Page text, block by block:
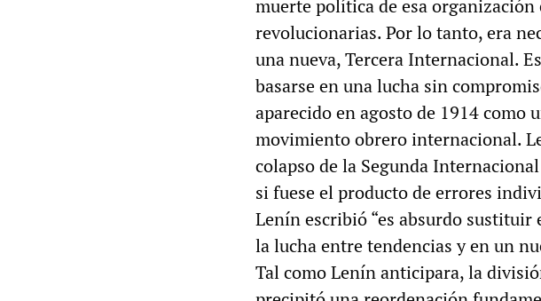
muerte política de esa
revolucionarias. Por lo tanto, era
una nueva, Tercera Internacional.
basarse en una lucha sin
aparecido en agosto de 1914
movimiento obrero internacional.
colapso de la Segunda
si fuese el producto de errores
Lenín escribió “es absurdo
la lucha entre tendencias y en un
Tal como Lenín anticipara, la